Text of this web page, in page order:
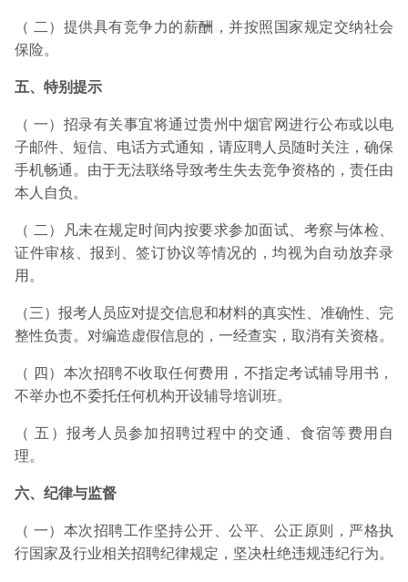
（ 二）提供具有竞争力的薪酬，并按照国家规定交纳社会
保险。
五、特别提示
（ 一）招录有关事宜将通过贵州中烟官网进行公布或以电
子邮件、短信、电话方式通知，请应聘人员随时关注，确保
手机畅通。由于无法联络导致考生失去竞争资格的，责任由
本人自负。
（ 二）凡未在规定时间内按要求参加面试、考察与体检、
证件审核、报到、签订协议等情况的，均视为自动放弃录
用。
（三）报考人员应对提交信息和材料的真实性、准确性、完
整性负责。对编造虚假信息的，一经查实，取消有关资格。
（ 四）本次招聘不收取任何费用，不指定考试辅导用书，
不举办也不委托任何机构开设辅导培训班。
（ 五）报考人员参加招聘过程中的交通、食宿等费用自
理。
六、纪律与监督
（ 一）本次招聘工作坚持公开、公平、公正原则，严格执
行国家及行业相关招聘纪律规定，坚决杜绝违规违纪行为。